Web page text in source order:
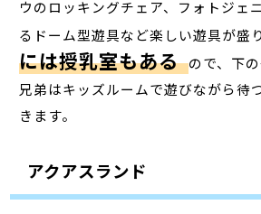
ウのロッキングチェア、フォトジェ
るドーム型遊具など楽しい遊具が
には授乳室もある ので、下
兄弟はキッズルームで遊びながら待
きます。
アクアスランド